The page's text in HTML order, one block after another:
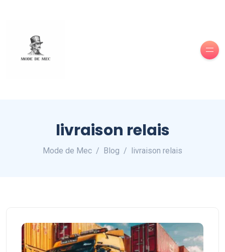
livraison relais
Mode de Mec Blog livraison relais